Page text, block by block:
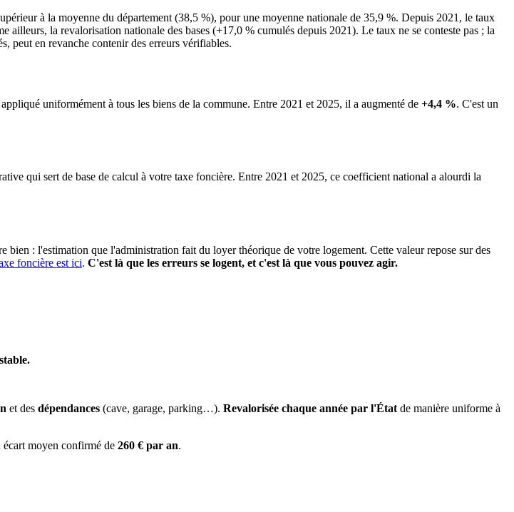
à la moyenne du département (38,5 %), pour une moyenne nationale de 35,9 %. Depuis 2021, le taux
la revalorisation nationale des bases (+17,0 % cumulés depuis 2021). Le taux ne se conteste pas ; la
peut en revanche contenir des erreurs vérifiables.
uniformément à tous les biens de la commune. Entre 2021 et 2025, il a augmenté de +4,4 %. C'est un
qui sert de base de calcul à votre taxe foncière. Entre 2021 et 2025, ce coefficient national a alourdi la
bien : l'estimation que l'administration fait du loyer théorique de votre logement. Cette valeur repose sur des
foncière est ici. C'est là que les erreurs se logent, et c'est là que vous pouvez agir.
et des dépendances (cave, garage, parking…). Revalorisée chaque année par l'État de manière uniforme à
moyen confirmé de 260 € par an.